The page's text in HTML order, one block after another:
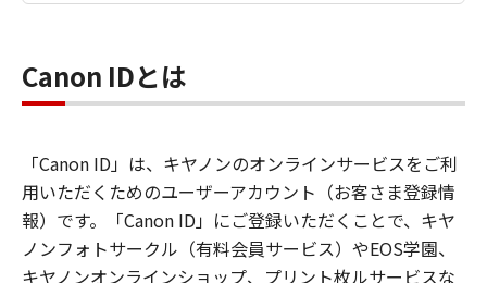
Canon IDとは
「Canon ID」は、キヤノンのオンラインサービスをご利
用いただくためのユーザーアカウント（お客さま登録情
報）です。「Canon ID」にご登録いただくことで、キヤ
ノンフォトサークル（有料会員サービス）やEOS学園、
キヤノンオンラインショップ、プリント枚ルサービスな